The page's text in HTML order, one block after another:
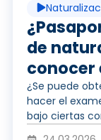
de
conocer
¿Se puede
hacer el
bajo ciertas